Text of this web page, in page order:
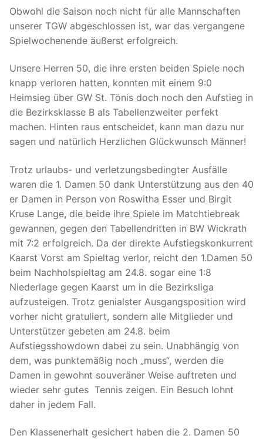
Obwohl die Saison noch nicht für alle Mannschaften
unserer TGW abgeschlossen ist, war das vergangene
Spielwochenende äußerst erfolgreich.
Unsere Herren 50, die ihre ersten beiden Spiele noch
knapp verloren hatten, konnten mit einem 9:0
Heimsieg über GW St. Tönis doch noch den Aufstieg in
die Bezirksklasse B als Tabellenzweiter perfekt
machen. Hinten raus entscheidet, kann man dazu nur
sagen und natürlich Herzlichen Glückwunsch Männer!
Trotz urlaubs- und verletzungsbedingter Ausfälle
waren die 1. Damen 50 dank Unterstützung aus den 40
er Damen in Person von Roswitha Esser und Birgit
Kruse Lange, die beide ihre Spiele im Matchtiebreak
gewannen, gegen den Tabellendritten in BW Wickrath
mit 7:2 erfolgreich. Da der direkte Aufstiegskonkurrent
Kaarst Vorst am Spieltag verlor, reicht den 1.Damen 50
beim Nachholspieltag am 24.8. sogar eine 1:8
Niederlage gegen Kaarst um in die Bezirksliga
aufzusteigen. Trotz genialster Ausgangsposition wird
vorher nicht gratuliert, sondern alle Mitglieder und
Unterstützer gebeten am 24.8. beim
Aufstiegsshowdown dabei zu sein. Unabhängig von
dem, was punktemäßig noch „muss“, werden die
Damen in gewohnt souveräner Weise auftreten und
wieder sehr gutes Tennis zeigen. Ein Besuch lohnt
daher in jedem Fall.
Den Klassenerhalt gesichert haben die 2. Damen 50